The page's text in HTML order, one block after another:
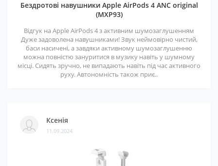
Бездротові навушники Apple AirPods 4 ANC original
(MXP93)
Відгук на Apple AirPods 4 з активним шумозаглушенням
Дуже задоволена навушниками! Звук неймовірно чистий,
баси насичені, а завдяки активному шумозаглушенню
можна повністю зануритися в музику навіть у шумному
місці. Сидять зручно, не випадають навіть під час активного
руху. Автономність також приє..
Ксенія
11.09.2024